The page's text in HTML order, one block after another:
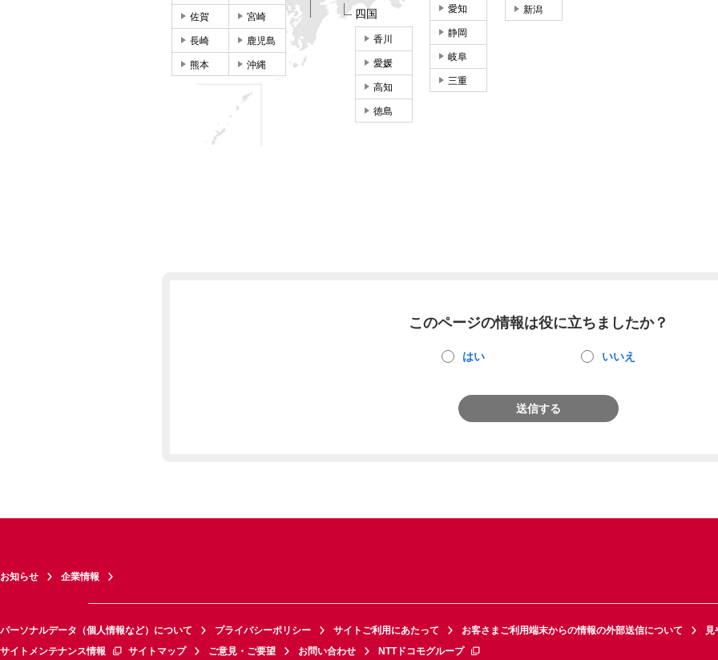
新潟
愛知
静岡
岐阜
三重
四国
香川
愛媛
高知
徳島
佐賀 宮崎
長崎 鹿児島
熊本 沖縄
このページの情報は役に立ちましたか？
はい いいえ
送信する
お知らせ 企業情報
パーソナルデータ（個人情報など）について プライバシーポリシー サイトご利用にあたって お客さまご利用端末からの情報の外部送信について
見
サイトメンテナンス情報
サイトマップ ご意見・ご要望 お問い合わせ NTTドコモグループ